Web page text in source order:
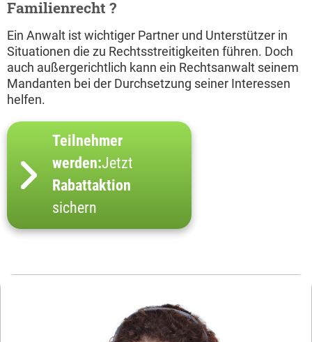
Familienrecht ?
Ein Anwalt ist wichtiger Partner und Unterstützer in
Situationen die zu Rechtsstreitigkeiten führen. Doch
auch außergerichtlich kann ein Rechtsanwalt seinem
Mandanten bei der Durchsetzung seiner Interessen
helfen.
Teilnehmer
werden:Jetzt
Rabattaktion
sichern